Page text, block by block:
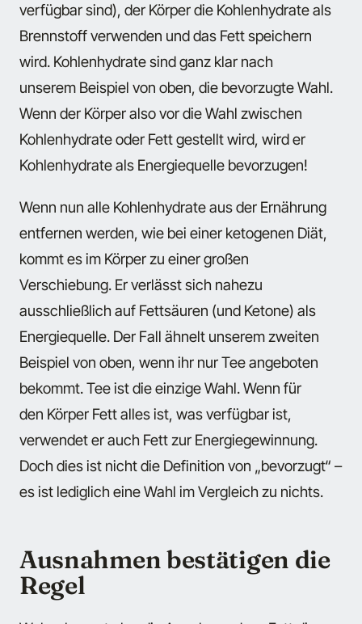
verfügbar sind), der Körper die Kohlenhydrate als
Brennstoff verwenden und das Fett speichern
wird. Kohlenhydrate sind ganz klar nach
unserem Beispiel von oben, die bevorzugte Wahl.
Wenn der Körper also vor die Wahl zwischen
Kohlenhydrate oder Fett gestellt wird, wird er
Kohlenhydrate als Energiequelle bevorzugen!
Wenn nun alle Kohlenhydrate aus der Ernährung
entfernen werden, wie bei einer ketogenen Diät,
kommt es im Körper zu einer großen
Verschiebung. Er verlässt sich nahezu
ausschließlich auf Fettsäuren (und Ketone) als
Energiequelle. Der Fall ähnelt unserem zweiten
Beispiel von oben, wenn ihr nur Tee angeboten
bekommt. Tee ist die einzige Wahl. Wenn für
den Körper Fett alles ist, was verfügbar ist,
verwendet er auch Fett zur Energiegewinnung.
Doch dies ist nicht die Definition von „bevorzugt“ –
es ist lediglich eine Wahl im Vergleich zu nichts.
Ausnahmen bestätigen die
Regel